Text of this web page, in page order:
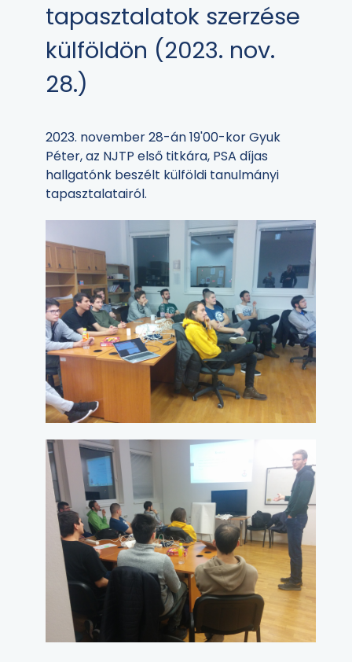
tapasztalatok szerzése
külföldön (2023. nov.
28.)
2023. november 28-án 19'00-kor Gyuk
Péter, az NJTP első titkára, PSA díjas
hallgatónk beszélt külföldi tanulmányi
tapasztalatairól.